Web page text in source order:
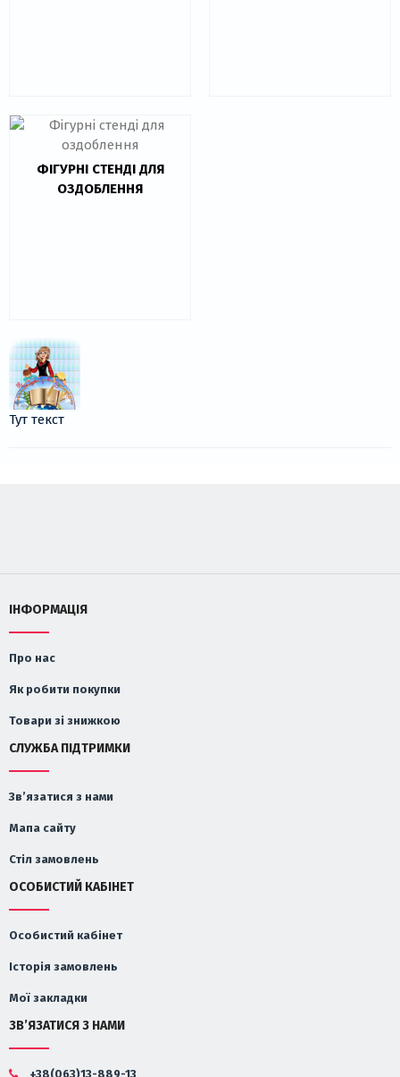
ФІГУРНІ СТЕНДІ ДЛЯ
ОЗДОБЛЕННЯ
Тут текст
ІНФОРМАЦІЯ
Про нас
Як робити покупки
Товари зі знижкою
СЛУЖБА ПІДТРИМКИ
Зв’язатися з нами
Мапа сайту
Стіл замовлень
ОСОБИСТИЙ КАБІНЕТ
Особистий кабінет
Історія замовлень
Мої закладки
ЗВ’ЯЗАТИСЯ З НАМИ
+38(063)13-889-13